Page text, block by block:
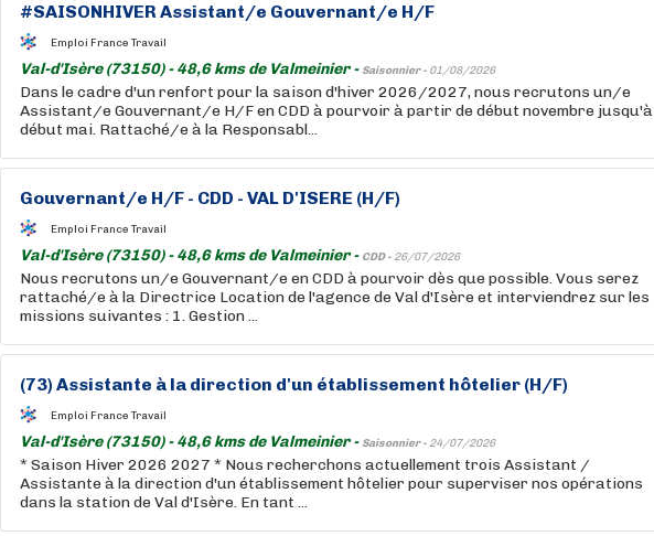
#SAISONHIVER Assistant/e Gouvernant/e H/F
Emploi France Travail
Val-d'Isère (73150) - 48,6 kms de Valmeinier - Saisonnier - 01/08/2026
Dans le cadre d'un renfort pour la saison d'hiver 2026/2027, nous recrutons un/e
Assistant/e Gouvernant/e H/F en CDD à pourvoir à partir de début novembre jusqu'à
début mai. Rattaché/e à la Responsabl...
Gouvernant/e H/F - CDD - VAL D'ISERE (H/F)
Emploi France Travail
Val-d'Isère (73150) - 48,6 kms de Valmeinier - CDD - 26/07/2026
Nous recrutons un/e Gouvernant/e en CDD à pourvoir dès que possible. Vous serez
rattaché/e à la Directrice Location de l'agence de Val d'Isère et interviendrez sur les
missions suivantes : 1. Gestion ...
(73) Assistante à la direction d'un établissement hôtelier (H/F)
Emploi France Travail
Val-d'Isère (73150) - 48,6 kms de Valmeinier - Saisonnier - 24/07/2026
* Saison Hiver 2026 2027 * Nous recherchons actuellement trois Assistant /
Assistante à la direction d'un établissement hôtelier pour superviser nos opérations
dans la station de Val d'Isère. En tant ...